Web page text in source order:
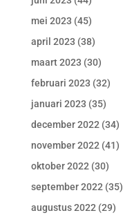
mei 2023 (45)
april 2023 (38)
maart 2023 (30)
februari 2023 (32)
januari 2023 (35)
december 2022 (34)
november 2022 (41)
oktober 2022 (30)
september 2022 (35)
augustus 2022 (29)